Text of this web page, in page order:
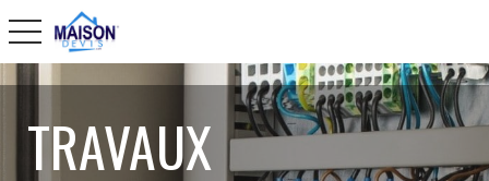
toggle navigation
TRAVAUX